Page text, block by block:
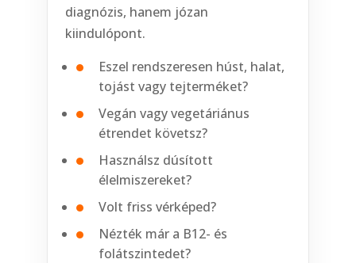
diagnózis, hanem józan
kiindulópont.
Eszel rendszeresen húst, halat,
tojást vagy tejterméket?
Vegán vagy vegetáriánus
étrendet követsz?
Használsz dúsított
élelmiszereket?
Volt friss vérképed?
Nézték már a B12- és
folátszintedet?